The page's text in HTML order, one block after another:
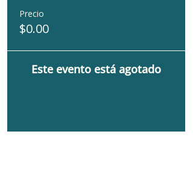
Precio
$0.00
Este evento está agotado